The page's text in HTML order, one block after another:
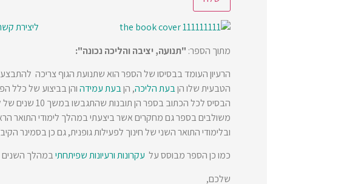
ליצירת
מתוך הספר: "תנועה, יציבה והליכה נכונה":
הרעיון העומד בבסיסו של הספר הוא שתנועת הגוף צריכה להתבצע
הטבעית שלו הןבעת הליכה, הןבעת עמידהוהן בביצוע של כלל
הבסיס לכל הכתוב בספר הן תובנות שהתגבשו במשך 10 שנים של למידה אצל מורתי לתנועה – רות זיו איל ולאחר מכן חמש שנים של לימוד אצל ניצן מיכאלי.
משולבים בספר גם מחקרים אשר ביצעתי במהלך לימודי התואר
ובלימודי התואר השני של חינוך לפעילות גופנית, גם כן בסמינר
כמו כן הספר מבוסס על עקרונות ורעיונות שפיתחתיבמהלך השנים
שלכם,